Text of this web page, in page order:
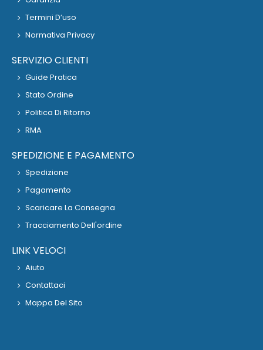
Termini D’uso
Normativa Privacy
SERVIZIO CLIENTI
Guide Pratica
Stato Ordine
Politica Di Ritorno
RMA
SPEDIZIONE E PAGAMENTO
Spedizione
Pagamento
Scaricare La Consegna
Tracciamento Dell'ordine
LINK VELOCI
Aiuto
Contattaci
Mappa Del Sito